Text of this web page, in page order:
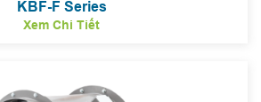
KBF-F Series
Xem Chi Tiết